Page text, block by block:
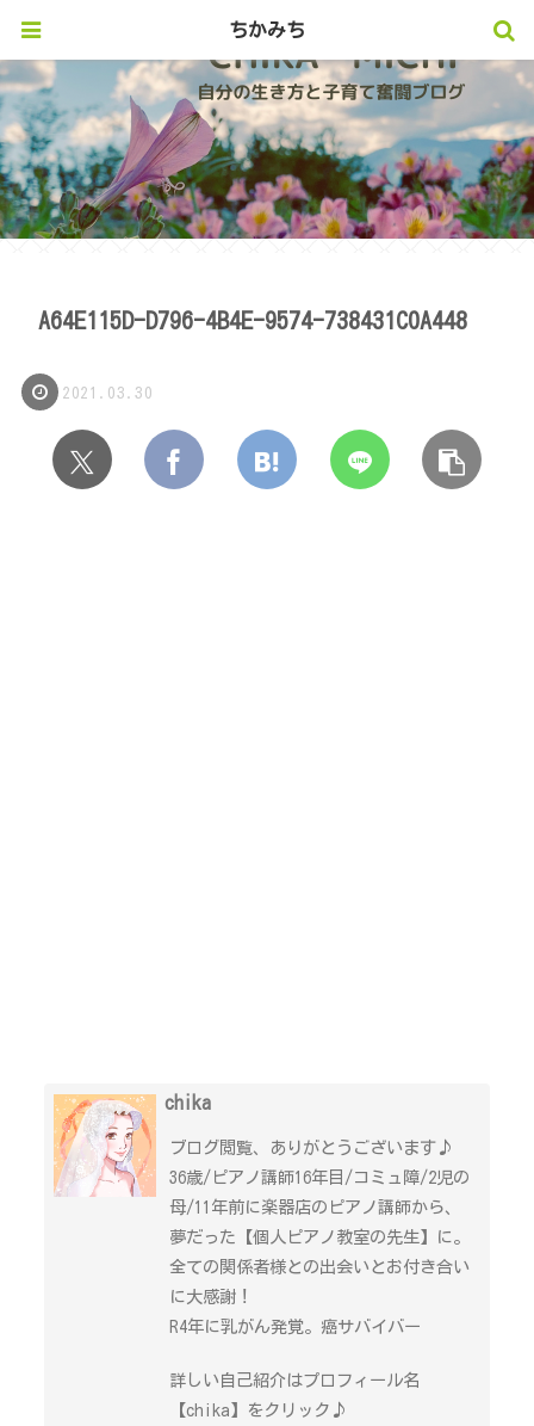
A64E115D-D796-4B4E-9574-738431C0A448
2021.03.30
chika
ブログ閲覧、ありがとうございます♪
36歳/ピアノ講師16年目/コミュ障/2児の
母/11年前に楽器店のピアノ講師から、
夢だった【個人ピアノ教室の先生】に。
全ての関係者様との出会いとお付き合い
に大感謝！
R4年に乳がん発覚。癌サバイバー
詳しい自己紹介はプロフィール名
【chika】をクリック♪
ちかみち